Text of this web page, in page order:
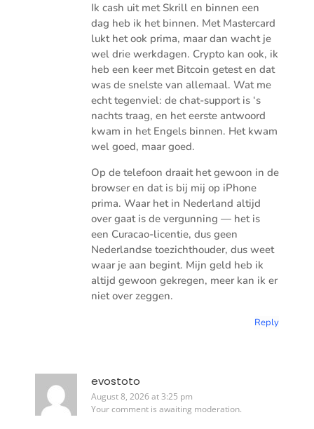
Ik cash uit met Skrill en binnen een
dag heb ik het binnen. Met Mastercard
lukt het ook prima, maar dan wacht je
wel drie werkdagen. Crypto kan ook, ik
heb een keer met Bitcoin getest en dat
was de snelste van allemaal. Wat me
echt tegenviel: de chat-support is ‘s
nachts traag, en het eerste antwoord
kwam in het Engels binnen. Het kwam
wel goed, maar goed.
Op de telefoon draait het gewoon in de
browser en dat is bij mij op iPhone
prima. Waar het in Nederland altijd
over gaat is de vergunning — het is
een Curacao-licentie, dus geen
Nederlandse toezichthouder, dus weet
waar je aan begint. Mijn geld heb ik
altijd gewoon gekregen, meer kan ik er
niet over zeggen.
Reply
evostoto
August 8, 2026 at 3:25 pm
Your comment is awaiting moderation.